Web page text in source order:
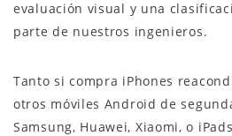
evaluación visual y una
parte de nuestros ingenieros.
Tanto si compra iPhones
otros móviles Android de
Samsung, Huawei, Xiaomi, o